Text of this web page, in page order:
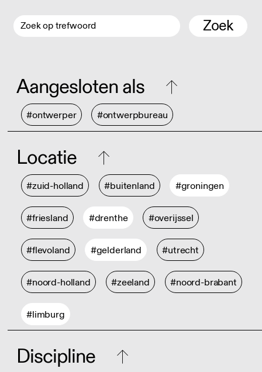
Zoek
Aangesloten als
#ontwerper #ontwerpbureau
Locatie
#zuid-holland #buitenland #groningen
#friesland #drenthe #overijssel
#flevoland #gelderland #utrecht
#noord-holland #zeeland #noord-brabant
#limburg
Discipline